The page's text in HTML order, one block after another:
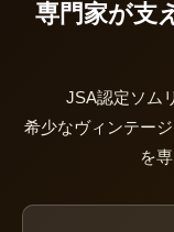
専門家が支
JSA認定ソム
希少なヴィンテー
を